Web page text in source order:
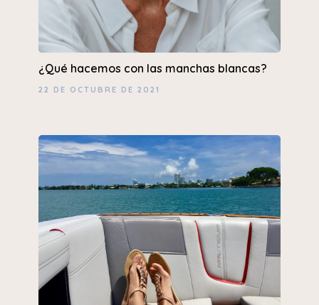
¿Qué hacemos con las manchas blancas?
22 DE OCTUBRE DE 2021